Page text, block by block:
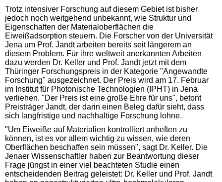
Trotz intensiver Forschung auf diesem Gebiet ist bisher
jedoch noch weitgehend unbekannt, wie Struktur und
Eigenschaften der Materialoberflächen die
Eiweißadsorption steuern. Die Forscher von der Universität
Jena um Prof. Jandt arbeiten bereits seit längerem an
diesem Problem. Für ihre weltweit anerkannten Arbeiten
dazu werden Dr. Keller und Prof. Jandt jetzt mit dem
Thüringer Forschungspreis in der Kategorie "Angewandte
Forschung" ausgezeichnet. Der Preis wird am 17. Februar
im Institut für Photonische Technologien (IPHT) in Jena
verliehen. "Der Preis ist eine große Ehre für uns", betont
Preisträger Jandt, der darin einen Beleg dafür sieht, dass
sich langfristige und nachhaltige Forschung lohne.
"Um Eiweiße auf Materialien kontrolliert anheften zu
können, ist es vor allem wichtig zu wissen, wie deren
Oberflächen beschaffen sein müssen", sagt Dr. Keller. Die
Jenaer Wissenschaftler haben zur Beantwortung dieser
Frage jüngst in einer viel beachteten Studie einen
entscheidenden Beitrag geleistet: Dr. Keller und Prof. Jandt